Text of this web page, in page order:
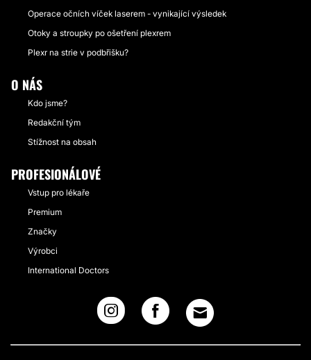
Operace očních víček laserem - vynikající výsledek
Otoky a stroupky po ošetření plexrem
Plexr na strie v podbřišku?
O NÁS
Kdo jsme?
Redakční tým
Stížnost na obsah
PROFESIONÁLOVÉ
Vstup pro lékaře
Premium
Značky
Výrobci
International Doctors